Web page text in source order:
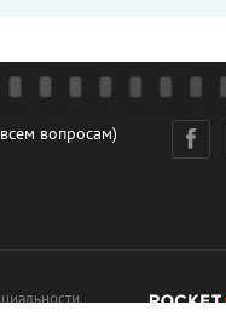
вопросам)